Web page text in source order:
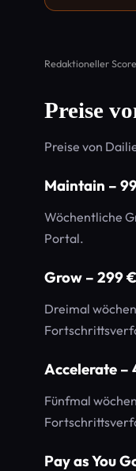
Redaktioneller
Preise
Preise von
Maintain –
Wöchentliche
Portal.
Grow – 299
Dreimal
Accelerate –
Fünfmal
Pay as You